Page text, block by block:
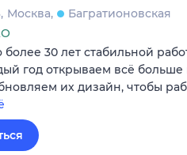
Москва
Багратионовская
более 30 лет стабильной
год открываем всё
их дизайн, чтобы